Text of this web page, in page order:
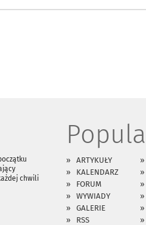
chwili
ARTYKUŁY
KALENDARZ
FORUM
WYWIADY
GALERIE
RSS